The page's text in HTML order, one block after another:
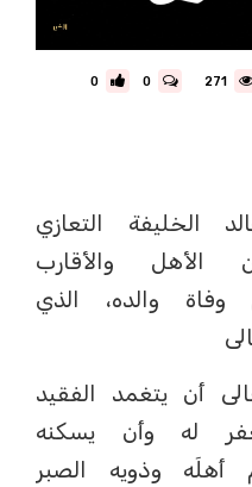
0
0
الخليفة التعازي
والأقارب
وفاة والده، الذي
أن يتغمد الفقيد
له وأن يسكنه
أهلَه وذويه الصبر